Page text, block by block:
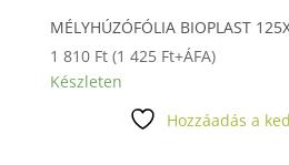
MÉLYHÚZÓFÓLIA BIOPLAST
1 810 Ft (1 425 Ft+ÁFA)
Készleten
Hozzáadás a